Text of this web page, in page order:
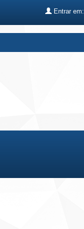
Entrar em: